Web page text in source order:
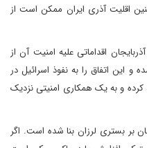
اقلیت آذری ایران ممکن است از
اقداماتی علیه امنیت آن از
این اتفاق را به نفوذ اسرائیل در
و به یک همکاری امنیتی نزدیک
بر بستری لرزان بنا شده است. اگر